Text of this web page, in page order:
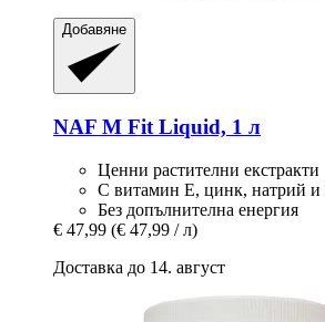
Добавяне
NAF M Fit Liquid, 1 л
Ценни растителни екстракти
С витамин Е, цинк, натрий и
Без допълнителна енергия
€ 47,99 (€ 47,99 / л)
Доставка до 14. август